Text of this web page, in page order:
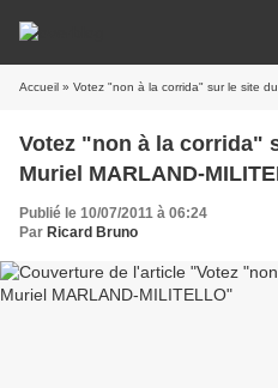
Accueil » Votez "non à la corrida" sur le site
Votez "non à la corrida"
Muriel MARLAND-
Publié le 10/07/2011 à 06:24
Par Ricard Bruno